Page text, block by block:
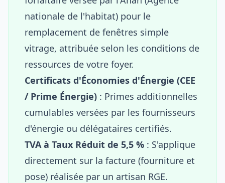
nationale de l'habitat) pour le
remplacement de fenêtres simple
vitrage, attribuée selon les conditions de
ressources de votre foyer.
Certificats d'Économies d'Énergie (CEE
/ Prime Énergie) : Primes additionnelles
cumulables versées par les fournisseurs
d'énergie ou délégataires certifiés.
TVA à Taux Réduit de 5,5 % : S'applique
directement sur la facture (fourniture et
pose) réalisée par un artisan RGE.